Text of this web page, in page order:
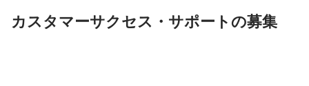
ビス「CAREECONマッチング」 【主
カスタマーサクセス・サポートの募集